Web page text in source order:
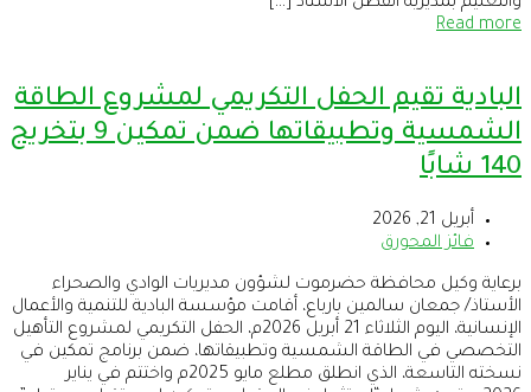
والتعليم بمديرية القطن الأستاذ […]
Read more
البادية تقيم الحفل التكريمي لمشروع الطاقة
الشمسية وتطبيقاتها ضمن تمكين 9 بتخريج
140 شابًا
أبريل 21, 2026
فائز المحورق
برعاية وكيل محافظة حضرموت لشؤون مديريات الوادي والصحراء
الأستاذ/ جمعان سالمين بارباع، أقامت مؤسسة البادية للتنمية والأعمال
الإنسانية، اليوم الثلاثاء 21 أبريل 2026م، الحفل التكريمي لمشروع التأهيل
التخصصي في الطاقة الشمسية وتطبيقاتها، ضمن برنامج تمكين في
نسخته التاسعة، الذي انطلق مطلع مايو 2025م واختتم في يناير